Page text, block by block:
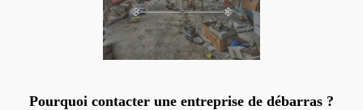
Pourquoi contacter une entreprise de débarras ?